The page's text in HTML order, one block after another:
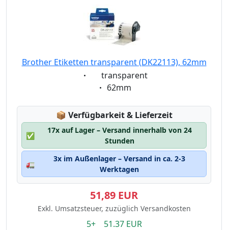
Brother Etiketten transparent (DK22113), 62mm
Eigenschaft:
transparent
Eigenschaft:
62mm
📦 Lagerstatus:
Verfügbarkeit & Lieferzeit
✅
17x auf Lager – Versand innerhalb von 24
Stunden
🚛
3x im Außenlager – Versand in ca. 2-3
Werktagen
51,89 EUR
Exkl. Umsatzsteuer, zuzüglich Versandkosten
5+ 51.37 EUR